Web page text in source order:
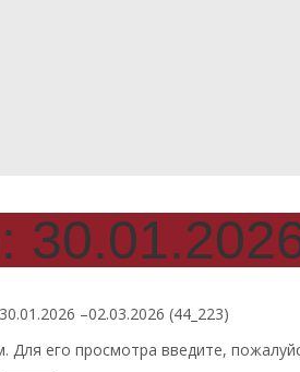
–02.03.2026 (44_223)
его просмотра введите,